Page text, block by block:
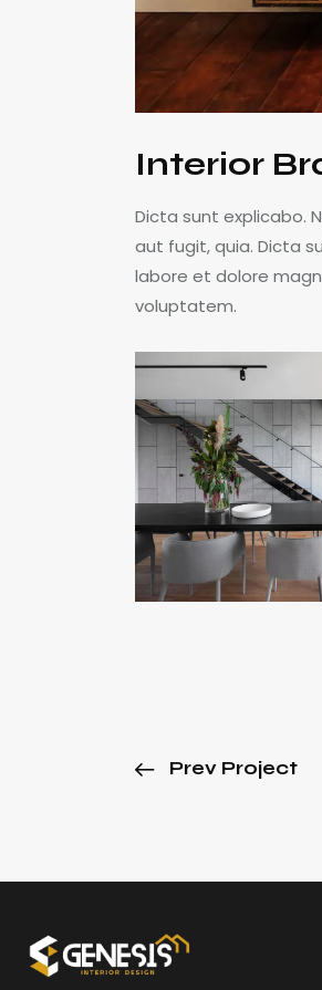
Interior
Dicta sunt explicabo.
aut fugit, quia. Dicta
labore et dolore
voluptatem.
Prev Project